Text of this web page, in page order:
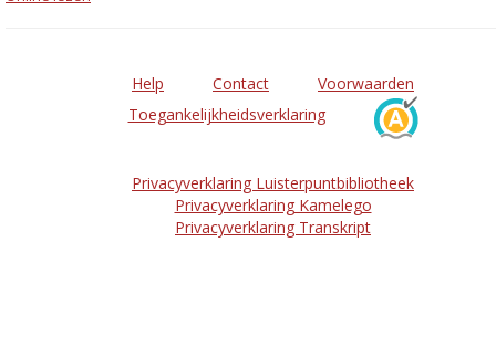
Help Contact
Voorwaarden
Toegankelijkheidsverklaring
Privacyverklaring Luisterpuntbibliotheek
Privacyverklaring Kamelego
Privacyverklaring Transkript